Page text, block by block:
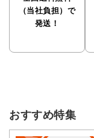
（当社負担）で
発送！
おすすめ特集